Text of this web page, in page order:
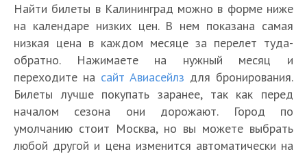
Найти билеты в Калининград можно в форме ниже
на календаре низких цен. В нем показана самая
низкая цена в каждом месяце за перелет туда-
обратно. Нажимаете на нужный месяц и
переходите на сайт Авиасейлз для бронирования.
Билеты лучше покупать заранее, так как перед
началом сезона они дорожают. Город по
умолчанию стоит Москва, но вы можете выбрать
любой другой и цена изменится автоматически на